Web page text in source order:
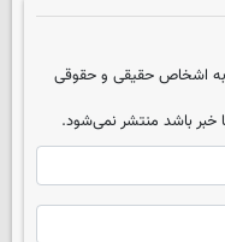
به اشخاص حقیقی و حقوقی
خبر باشد منتشر نمی‌شود.